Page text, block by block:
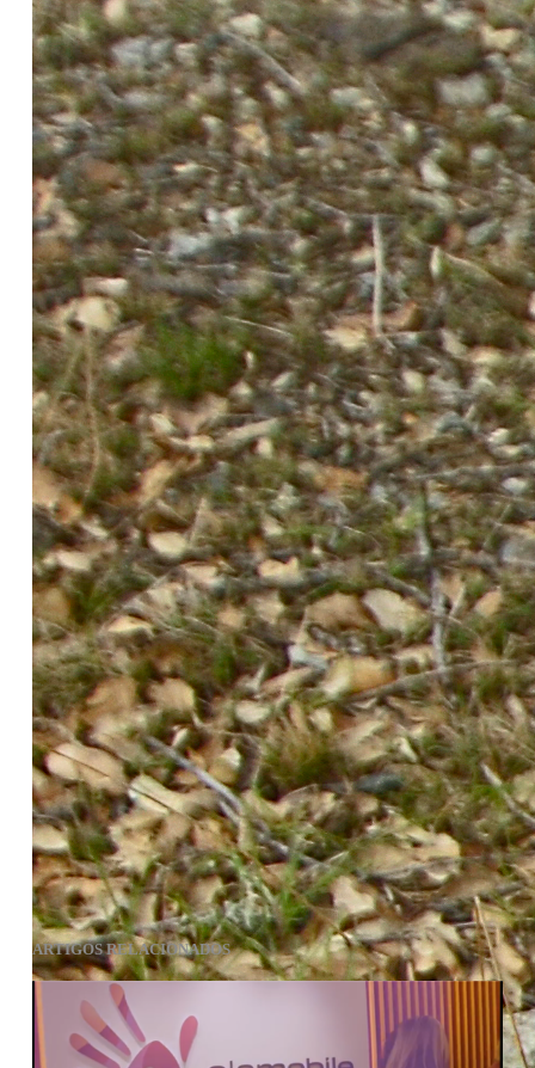
O projeto de valorização do Caminho Português da Costa está a
preservar o património cultural do percurso e a criar condições
ao aumento do número de peregrinos. Participam 10 municípios
numa estratégia conjunta de turismo cultural, religioso, de saúde
e bem-estar, de natureza e city breaks para suporte da
caminhada até Santiago de Compostela.
A rubrica “O Norte Marca” visa a divulgação de projetos
apoiados pelo NORTE 2020 e identificados como exemplos da
aplicação dos fundos da União Europeia. São iniciativas
inspiradoras para o quadro comunitário 2014/2020, que fazem
do Norte de Portugal uma região mais competitiva.
Projeto: Valorização dos Caminhos de Santiago – Caminho
Português da Costa
Líder da Parceria: MUNICÍPIO DE VIANA DO CASTELO
Parceiros: Municípios de Caminha, Esposende, Maia,
Matosinhos, Porto, Póvoa de Varzim, Valença, Vila do Conde e
Vila Nova de Cerveira
NUT III: Área Metropolitana do Porto, Alto Minho e Cávado
Investimento: 1.692.939,84 EUR
Apoio Comunitário: 1.438.998,86 EUR
Tweet
ARTIGOS RELACIONADOS